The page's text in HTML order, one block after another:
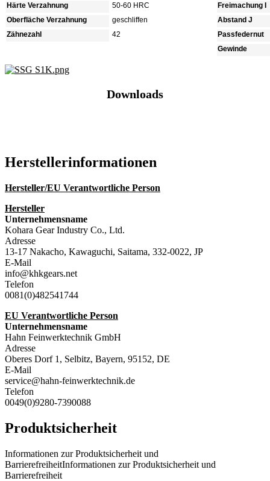
Härte Verzahnung
50-60 HRC
Oberfläche Verzahnung
geschliffen
Zähnezahl
42
Freimachung I
Abstand J
Passfedernut
Gewinde
Downloads
Hersteller­informationen
Hersteller/EU Verantwortliche Person
Hersteller
Unternehmensname
Kohara Gear Industry Co., Ltd.
Adresse
13-17 Nakacho, Kawaguchi, Saitama, 332-0022, JP
E-Mail
info@khkgears.net
Telefon
0081(0)482541744
EU Verantwortliche Person
Unternehmensname
Hahn Feinwerktechnik GmbH
Adresse
Oberes Dorf 1, Selbitz, Bayern, 95152, DE
E-Mail
service@hahn-feinwerktechnik.de
Telefon
0049(0)9280-7390088
Produktsicherheit
Informationen zur Produktsicherheit und
BarrierefreiheitInformationen zur Produktsicherheit und
Barrierefreiheit